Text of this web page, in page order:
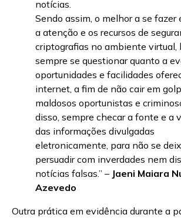
notícias.
Sendo assim, o melhor a se fazer
a atenção e os recursos de
criptografias no ambiente virtual,
sempre se questionar quanto a
oportunidades e facilidades
internet, a fim de não cair em
maldosos oportunistas e
disso, sempre checar a fonte e a
das informações divulgadas
eletronicamente, para não se
persuadir com inverdades nem
notícias falsas.” – Jaeni Maiara
Azevedo
Outra prática em evidência durante a